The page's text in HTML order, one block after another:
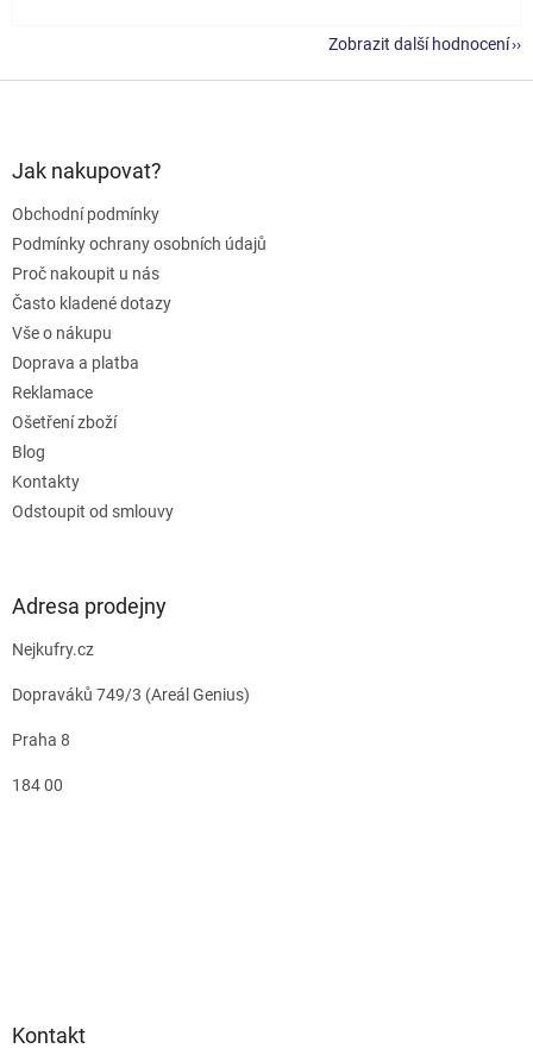
Zobrazit další hodnocení
Jak nakupovat?
Obchodní podmínky
Podmínky ochrany osobních údajů
Proč nakoupit u nás
Často kladené dotazy
Vše o nákupu
Doprava a platba
Reklamace
Ošetření zboží
Blog
Kontakty
Odstoupit od smlouvy
Adresa prodejny
Nejkufry.cz
Dopraváků 749/3 (Areál Genius)
Praha 8
184 00
Kontakt